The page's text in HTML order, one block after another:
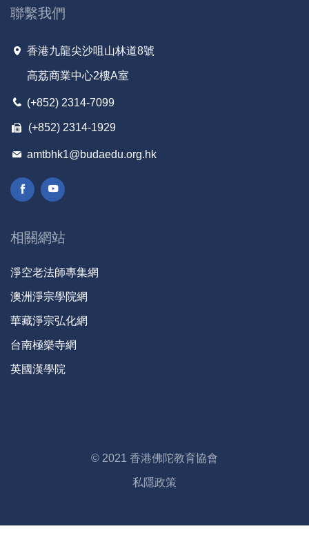
聯繫我們
香港九龍尖沙咀山林道8號
高荔商業中心2樓A室
(+852) 2314-7099
(+852) 2314-1929
amtbhk1@budaedu.org.hk
相關網站
淨空老法師專集網
澳洲淨宗學院網
華藏淨宗弘化網
台南極樂寺網
英國漢學院
© 2021 香港佛陀教育協會
私隱政策